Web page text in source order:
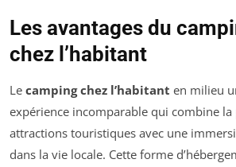
Les avantages du
chez l’habitant
Le camping chez l’habitant en milieu
expérience incomparable qui combine
attractions touristiques avec une
dans la vie locale. Cette forme